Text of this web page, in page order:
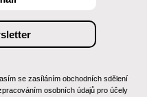
se zasíláním obchodních sdělení
osobních údajů pro účely